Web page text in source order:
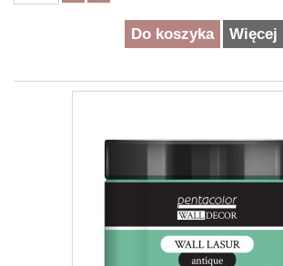
Do koszyka Więcej